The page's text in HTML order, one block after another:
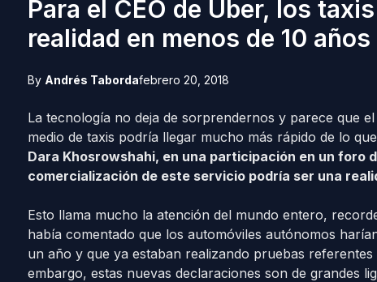
Para el CEO de Uber, los
realidad en menos de 10 años
By Andrés Tabordafebrero 20, 2018
La tecnología no deja de sorprendernos y parece que
medio de taxis podría llegar mucho más rápido de lo
Dara Khosrowshahi, en una participación en un foro
comercialización de este servicio podría ser una
Esto llama mucho la atención del mundo entero,
había comentado que los automóviles autónomos
un año y que ya estaban realizando pruebas
embargo, estas nuevas declaraciones son de grandes